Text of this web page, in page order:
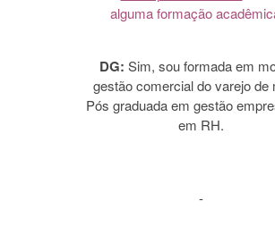
alguma formação
DG: Sim, sou formada em
gestão comercial do varejo de
Pós graduada em gestão
em RH.
-